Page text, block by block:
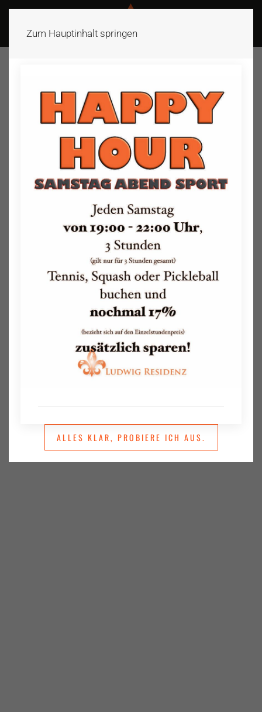
Zum Hauptinhalt springen
GELD SPAREN!
ALLES KLAR, PROBIERE ICH AUS.